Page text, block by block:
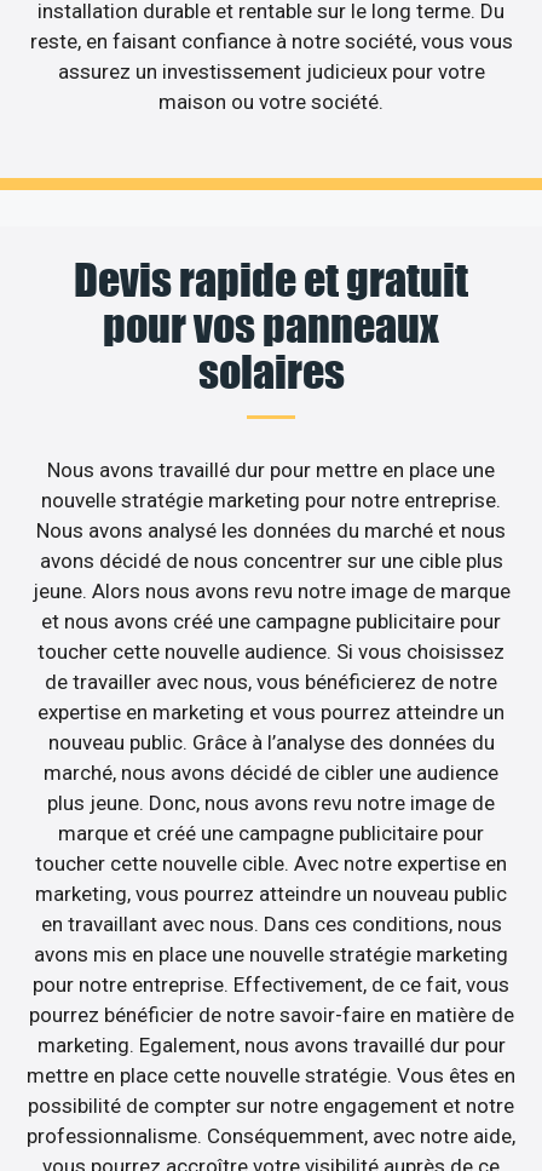
installation durable et rentable sur le long terme. Du
reste, en faisant confiance à notre société, vous vous
assurez un investissement judicieux pour votre
maison ou votre société.
Devis rapide et gratuit
pour vos panneaux
solaires
Nous avons travaillé dur pour mettre en place une
nouvelle stratégie marketing pour notre entreprise.
Nous avons analysé les données du marché et nous
avons décidé de nous concentrer sur une cible plus
jeune. Alors nous avons revu notre image de marque
et nous avons créé une campagne publicitaire pour
toucher cette nouvelle audience. Si vous choisissez
de travailler avec nous, vous bénéficierez de notre
expertise en marketing et vous pourrez atteindre un
nouveau public. Grâce à l’analyse des données du
marché, nous avons décidé de cibler une audience
plus jeune. Donc, nous avons revu notre image de
marque et créé une campagne publicitaire pour
toucher cette nouvelle cible. Avec notre expertise en
marketing, vous pourrez atteindre un nouveau public
en travaillant avec nous. Dans ces conditions, nous
avons mis en place une nouvelle stratégie marketing
pour notre entreprise. Effectivement, de ce fait, vous
pourrez bénéficier de notre savoir-faire en matière de
marketing. Egalement, nous avons travaillé dur pour
mettre en place cette nouvelle stratégie. Vous êtes en
possibilité de compter sur notre engagement et notre
professionnalisme. Conséquemment, avec notre aide,